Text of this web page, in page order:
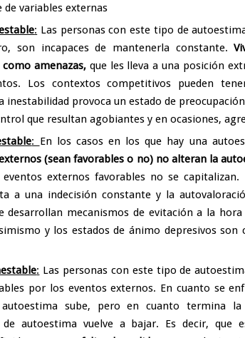
de variables externas
: Las personas con este tipo de
son incapaces de mantenerla constante.
amenazas,que les lleva a una posición
Los contextos competitivos pueden
inestabilidad provoca un estado de
que resultan agobiantes y en ocasiones,
: En los casos en los que hay una
(sean favorables o no) no alteran la
externos favorables no se
a una indecisión constante y la
desarrollan mecanismos de evitación a la hora
y los estados de ánimo depresivos son
: Las personas con este tipo de
por los eventos externos. En cuanto se
sube, pero en cuanto termina
autoestima vuelve a bajar. Es decir, que